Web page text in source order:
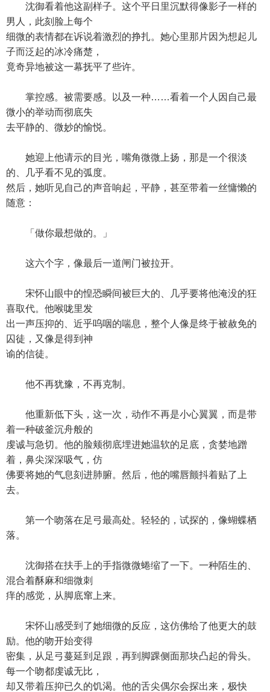
沈御看着他这副样子。这个平日里沉默得像影子一样的
男人，此刻脸上每个
细微的表情都在诉说着激烈的挣扎。她心里那片因为想起儿
子而泛起的冰冷痛楚，
竟奇异地被这一幕抚平了些许。
掌控感。被需要感。以及一种……看着一个人因自己最
微小的举动而彻底失
去平静的、微妙的愉悦。
她迎上他请示的目光，嘴角微微上扬，那是一个很淡
的、几乎看不见的弧度。
然后，她听见自己的声音响起，平静，甚至带着一丝慵懒的
随意：
「做你最想做的。」
这六个字，像最后一道闸门被拉开。
宋怀山眼中的惶恐瞬间被巨大的、几乎要将他淹没的狂
喜取代。他喉咙里发
出一声压抑的、近乎呜咽的喘息，整个人像是终于被赦免的
囚徒，又像是得到神
谕的信徒。
他不再犹豫，不再克制。
他重新低下头，这一次，动作不再是小心翼翼，而是带
着一种破釜沉舟般的
虔诚与急切。他的脸颊彻底埋进她温软的足底，贪婪地蹭
着，鼻尖深深吸气，仿
佛要将她的气息刻进肺腑。然后，他的嘴唇颤抖着贴了上
去。
第一个吻落在足弓最高处。轻轻的，试探的，像蝴蝶栖
落。
沈御搭在扶手上的手指微微蜷缩了一下。一种陌生的、
混合着酥麻和细微刺
痒的感觉，从脚底窜上来。
宋怀山感受到了她细微的反应，这仿佛给了他更大的鼓
励。他的吻开始变得
密集，从足弓蔓延到足跟，再到脚踝侧面那块凸起的骨头。
每一个吻都虔诚无比，
却又带着压抑已久的饥渴。他的舌尖偶尔会探出来，极快